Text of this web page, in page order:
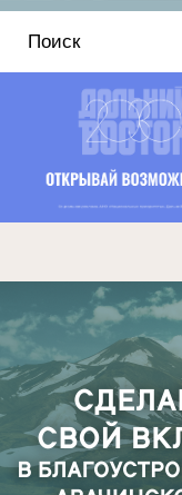
Положение о выдаче
разрешений 2025